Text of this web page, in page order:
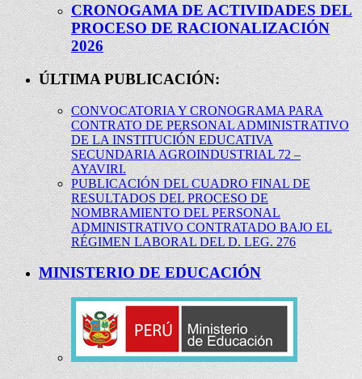
CRONOGAMA DE ACTIVIDADES DEL
PROCESO DE RACIONALIZACIÓN
2026
ÚLTIMA PUBLICACIÓN:
CONVOCATORIA Y CRONOGRAMA PARA
CONTRATO DE PERSONAL ADMINISTRATIVO
DE LA INSTITUCIÓN EDUCATIVA
SECUNDARIA AGROINDUSTRIAL 72 –
AYAVIRI.
PUBLICACIÓN DEL CUADRO FINAL DE
RESULTADOS DEL PROCESO DE
NOMBRAMIENTO DEL PERSONAL
ADMINISTRATIVO CONTRATADO BAJO EL
RÉGIMEN LABORAL DEL D. LEG. 276
MINISTERIO DE EDUCACIÓN